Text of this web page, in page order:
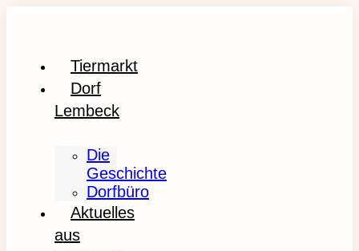
Tiermarkt
Dorf
Lembeck
Die
Geschichte
Dorfbüro
Aktuelles
aus